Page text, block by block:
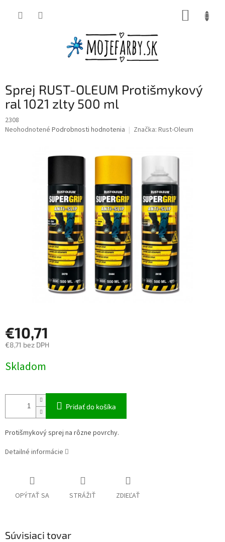
Sprej RUST-OLEUM Protišmykový
ral 1021 zlty 500 ml
2308
Priemerné
Neohodnotené Podrobnosti hodnotenia Značka: Rust-Oleum
€10,71
€8,71 bez DPH
cena:
Skladom
Pridať do košíka
Protišmykový sprej na rôzne povrchy.
Detailné informácie
OPÝTAŤ SA STRÁŽIŤ ZDIEĽAŤ
Súvisiaci tovar